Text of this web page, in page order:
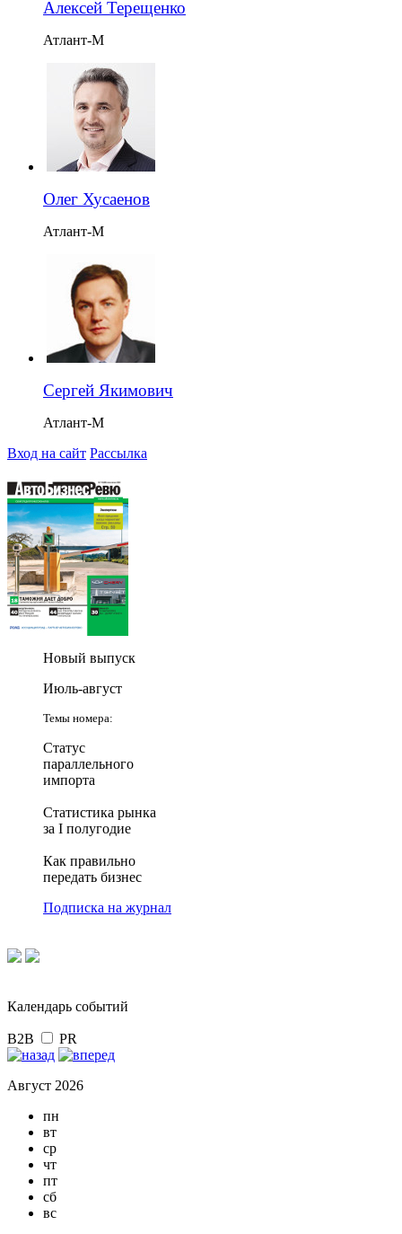
Алексей Терещенко
Атлант-М
Олег Хусаенов
Атлант-М
Сергей Якимович
Атлант-М
Вход на сайт Рассылка
Новый выпуск
Июль-август
Темы номера:
Статус
параллельного
импорта
Статистика рынка
за I полугодие
Как правильно
передать бизнес
Подписка на журнал
Календарь событий
B2B PR
Август 2026
пн
вт
ср
чт
пт
сб
вс